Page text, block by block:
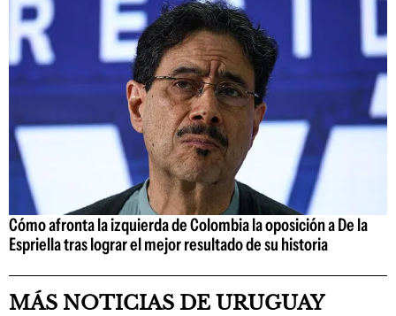
Cómo afronta la izquierda de Colombia la oposición a De la
Espriella tras lograr el mejor resultado de su historia
MÁS NOTICIAS DE URUGUAY